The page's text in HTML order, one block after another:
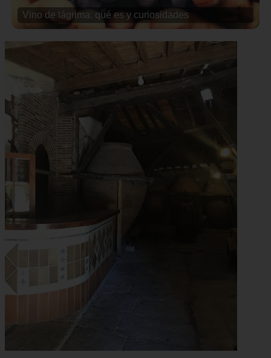
Vino de lágrima: qué es y curiosidades